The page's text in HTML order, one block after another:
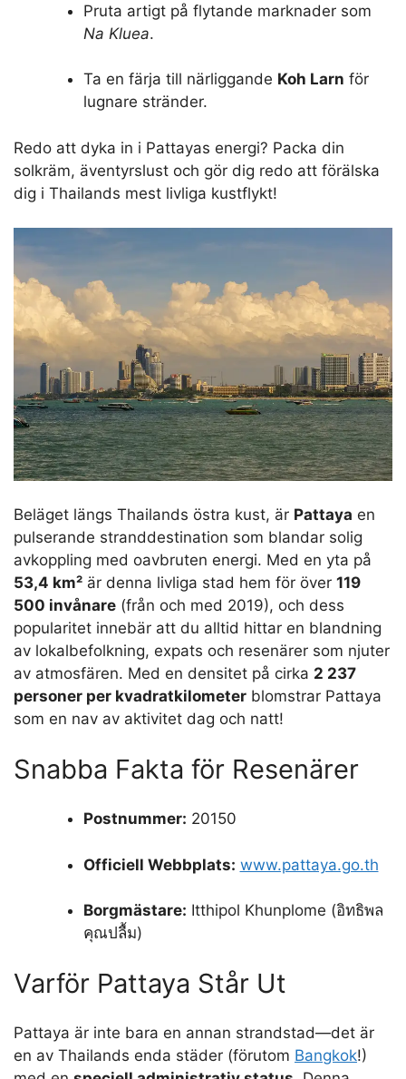
Pruta artigt på flytande marknader som
Na Kluea.
Ta en färja till närliggande Koh Larn för
lugnare stränder.
Redo att dyka in i Pattayas energi? Packa din
solkräm, äventyrslust och gör dig redo att förälska
dig i Thailands mest livliga kustflykt!
Beläget längs Thailands östra kust, är Pattaya en
pulserande stranddestination som blandar solig
avkoppling med oavbruten energi. Med en yta på
53,4 km² är denna livliga stad hem för över 119
500 invånare (från och med 2019), och dess
popularitet innebär att du alltid hittar en blandning
av lokalbefolkning, expats och resenärer som njuter
av atmosfären. Med en densitet på cirka 2 237
personer per kvadratkilometer blomstrar Pattaya
som en nav av aktivitet dag och natt!
Snabba Fakta för Resenärer
Postnummer: 20150
Officiell Webbplats: www.pattaya.go.th
Borgmästare: Itthipol Khunplome (อิทธิพล
คุณปลื้ม)
Varför Pattaya Står Ut
Pattaya är inte bara en annan strandstad—det är
en av Thailands enda städer (förutom Bangkok!)